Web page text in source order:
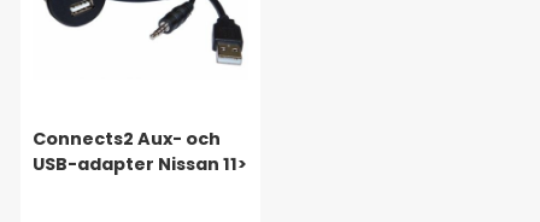
Connects2 Aux- och
USB-adapter Nissan 11>